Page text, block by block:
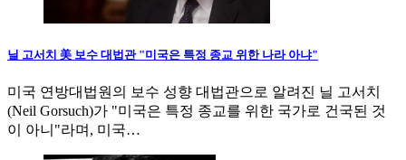
닐 고서치 美 보수 대법관 "미국은 특정 종교 위한 나라 아냐"
미국 연방대법원의 보수 성향 대법관으로 알려진 닐 고서치
(Neil Gorsuch)가 "미국은 특정 종교를 위한 국가로 건국된 것
이 아니"라며, 미국…